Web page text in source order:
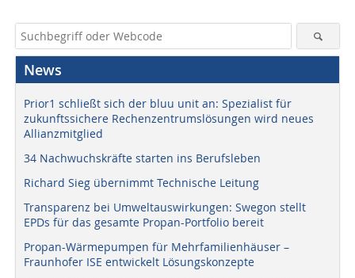
News
Prior1 schließt sich der bluu unit an: Spezialist für
zukunftssichere Rechenzentrumslösungen wird neues
Allianzmitglied
34 Nachwuchskräfte starten ins Berufsleben
Richard Sieg übernimmt Technische Leitung
Transparenz bei Umweltauswirkungen: Swegon stellt
EPDs für das gesamte Propan-Portfolio bereit
Propan-Wärmepumpen für Mehrfamilienhäuser –
Fraunhofer ISE entwickelt Lösungskonzepte